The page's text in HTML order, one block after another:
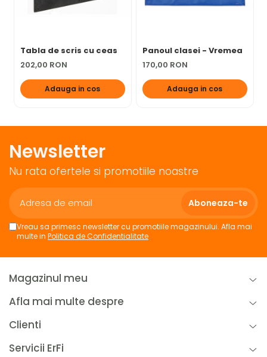
Tabla de scris cu ceas
202,00 RON
Adauga in cos
Panoul clasei - Vremea
170,00 RON
Adauga in cos
Newsletter
Nu rata ofertele si promotiile noastre
Vreau sa primesc newsletter cu promotiile magazinului. Afla mai
multe in Politica de Confidentialitate
Magazinul meu
Afla mai multe despre
Clienti
Servicii ErFi